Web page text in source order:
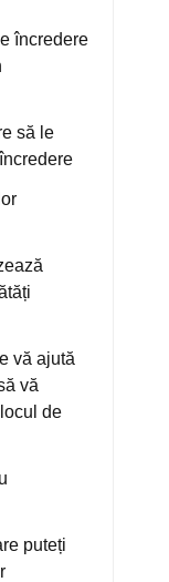
încredere
să le
vă ajută
vă
de
puteți